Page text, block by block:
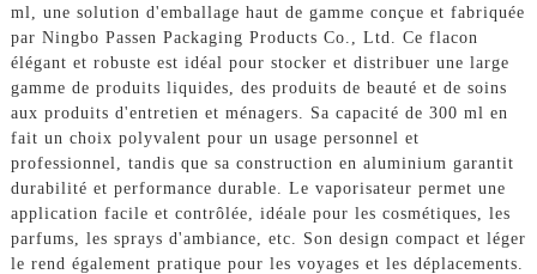
ml, une solution d'emballage haut de gamme conçue et fabriquée
par Ningbo Passen Packaging Products Co., Ltd. Ce flacon
élégant et robuste est idéal pour stocker et distribuer une large
gamme de produits liquides, des produits de beauté et de soins
aux produits d'entretien et ménagers. Sa capacité de 300 ml en
fait un choix polyvalent pour un usage personnel et
professionnel, tandis que sa construction en aluminium garantit
durabilité et performance durable. Le vaporisateur permet une
application facile et contrôlée, idéale pour les cosmétiques, les
parfums, les sprays d'ambiance, etc. Son design compact et léger
le rend également pratique pour les voyages et les déplacements.